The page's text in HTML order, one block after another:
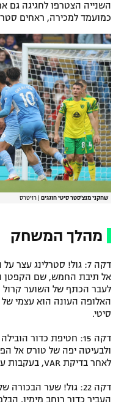
השנייה הצטרפו לחגיגה גם
כמועמד למכירה, ראחים
שחקני מנצ'סטר סיטי חוגגים רויטרס
מהלך המשחק
דקה 7: גול! סטרלינג
אל תיבת החמש, שם הקפטן
לעבר הכתף של השוער
סיטי.
דקה 15: חטיפת כדור
ולבעיטה יפה של טורס אל
לאחר בדיקת VAR, בעקבות עבירה מוקדמת של סילבה.
העביר כדור רוחב מימין,